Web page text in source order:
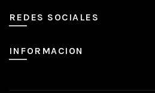
REDES SOCIALES
INFORMACION